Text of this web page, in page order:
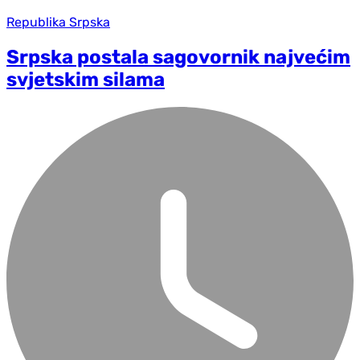
Republika Srpska
Srpska postala sagovornik najvećim
svjetskim silama